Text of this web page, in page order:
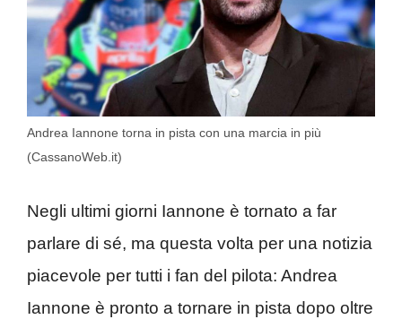
Andrea Iannone torna in pista con una marcia in più
(CassanoWeb.it)
Negli ultimi giorni Iannone è tornato a far
parlare di sé, ma questa volta per una notizia
piacevole per tutti i fan del pilota: Andrea
Iannone è pronto a tornare in pista dopo oltre